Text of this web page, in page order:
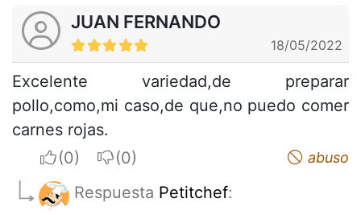
JUAN FERNANDO
18/05/2022
Excelente variedad,de preparar
pollo,como,mi caso,de que,no puedo comer
carnes rojas.
I apreciateI do not appreciate abuso
Respuesta Petitchef: